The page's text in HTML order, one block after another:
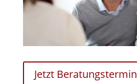
Jetzt Beratungstermin